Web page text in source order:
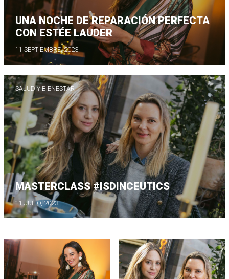
UNA NOCHE DE REPARACIÓN PERFECTA
CON ESTÉE LAUDER
11 SEPTIEMBRE, 2023
SALUD Y BIENESTAR
MASTERCLASS #ISDINCEUTICS
11 JULIO, 2023